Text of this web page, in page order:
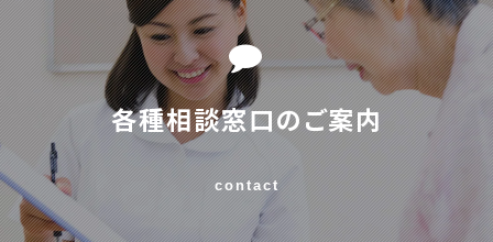
各種相談窓口のご案内
contact